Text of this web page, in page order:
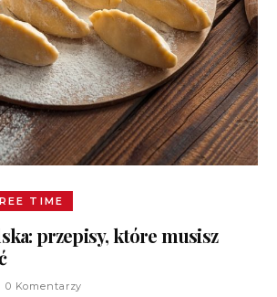
TIME
przepisy, które musisz
0 Komentarzy